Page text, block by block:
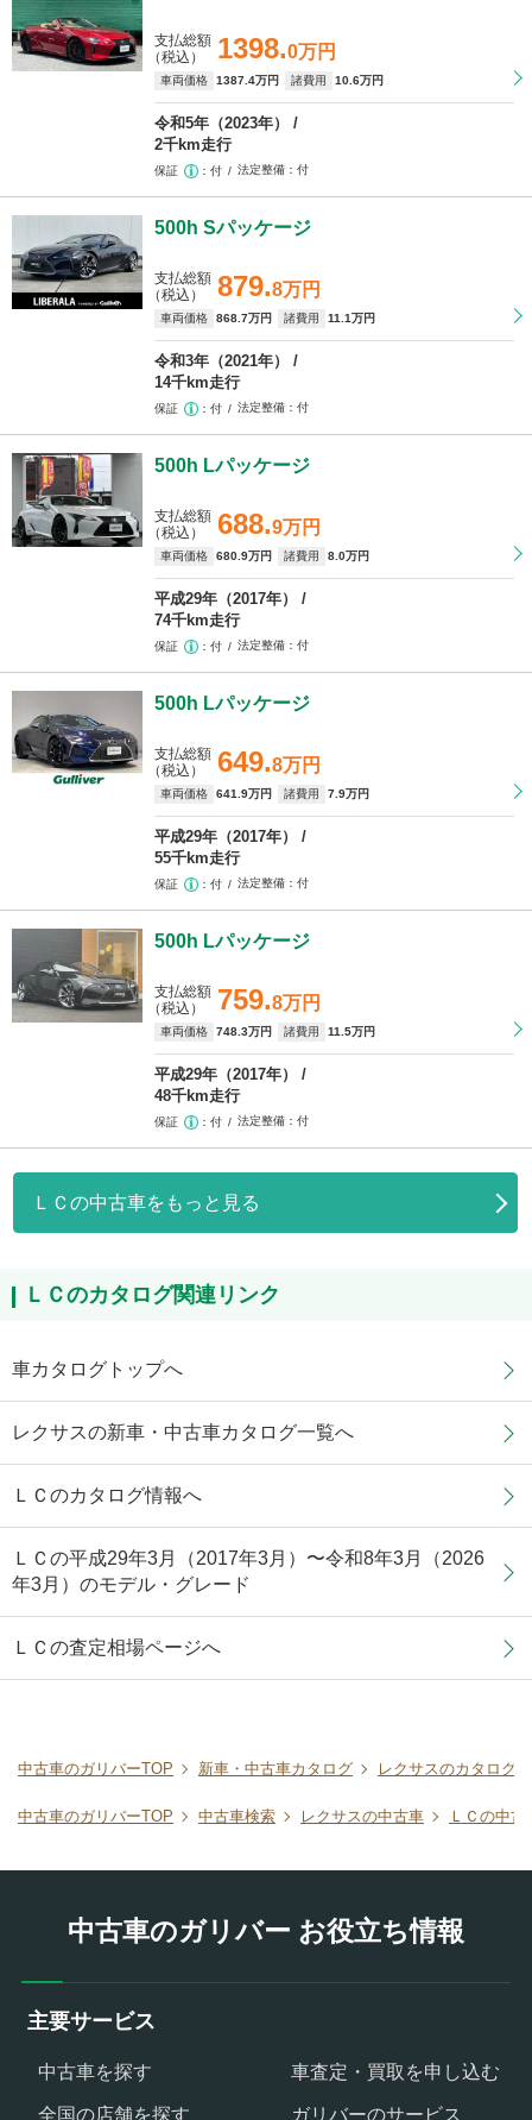
1398.0万円
支払総額
（税込）
車両価格 1387 .4万円 諸費用 10 .6万円
令和5年（2023年）
2千km走行
保証 付 法定整備 付
500h Sパッケージ
879.8万円
支払総額
（税込）
車両価格 868 .7万円 諸費用 11 .1万円
令和3年（2021年）
14千km走行
保証 付 法定整備 付
500h Lパッケージ
688.9万円
支払総額
（税込）
車両価格 680 .9万円 諸費用 8 .0万円
平成29年（2017年）
74千km走行
保証 付 法定整備 付
500h Lパッケージ
649.8万円
支払総額
（税込）
車両価格 641 .9万円 諸費用 7 .9万円
平成29年（2017年）
55千km走行
保証 付 法定整備 付
500h Lパッケージ
759.8万円
支払総額
（税込）
車両価格 748 .3万円 諸費用 11 .5万円
平成29年（2017年）
48千km走行
保証 付 法定整備 付
ＬＣの中古車をもっと見る
ＬＣのカタログ関連リンク
車カタログトップへ
レクサスの新車・中古車カタログ一覧へ
ＬＣのカタログ情報へ
ＬＣの平成29年3月（2017年3月）〜令和8年3月（2026
年3月）のモデル・グレード
ＬＣの査定相場ページへ
中古車のガリバーTOP 新車・中古車カタログ レクサスのカタログ
中古車のガリバーTOP 中古車検索 レクサスの中古車 ＬＣの中古
中古車のガリバー お役立ち情報
主要サービス
中古車を探す
車査定・買取を申し込む
全国の店舗を探す
ガリバーのサービス